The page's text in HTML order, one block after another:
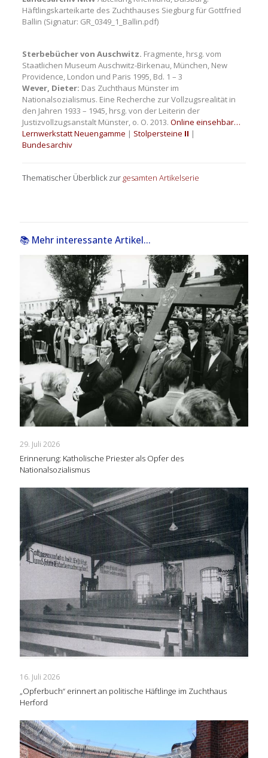
Häftlingskarteikarte des Zuchthauses Siegburg für Gottfried
Ballin (Signatur: GR_0349_1_Ballin.pdf)
Sterbebücher von Auschwitz. Fragmente, hrsg. vom
Staatlichen Museum Auschwitz-Birkenau, München, New
Providence, London und Paris 1995, Bd. 1 – 3
Wever, Dieter: Das Zuchthaus Münster im
Nationalsozialismus. Eine Recherche zur Vollzugsrealität in
den Jahren 1933 – 1945, hrsg. von der Leiterin der
Justizvollzugsanstalt Münster, o. O. 2013. Online einsehbar…
Lernwerkstatt Neuengamme | Stolpersteine II |
Bundesarchiv
Thematischer Überblick zur gesamten Artikelserie
📚 Mehr interessante Artikel...
29. Juli 2026
Erinnerung: Katholische Priester als Opfer des
Nationalsozialismus
16. Juli 2026
„Opferbuch“ erinnert an politische Häftlinge im Zuchthaus
Herford